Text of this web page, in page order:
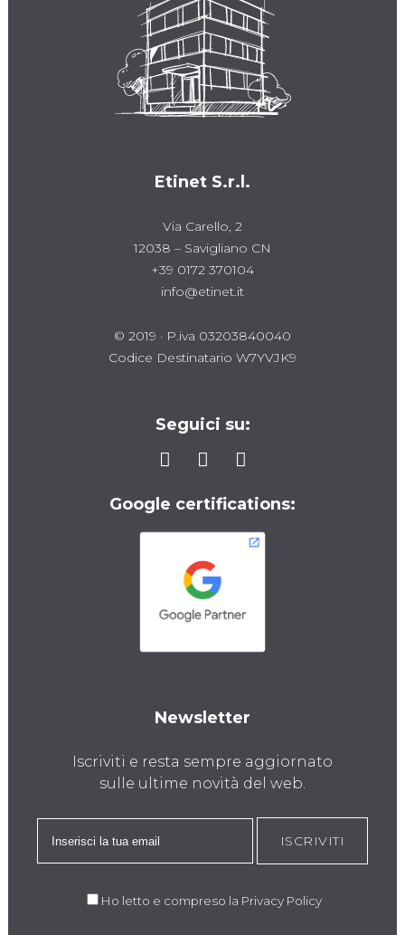
Etinet S.r.l.
Via Carello, 2
12038 – Savigliano CN
+39 0172 370104
info@etinet.it
© 2019 · P.iva 03203840040
Codice Destinatario W7YVJK9
Seguici su:
Google certifications:
Newsletter
Iscriviti e resta sempre aggiornato
sulle ultime novità del web.
ISCRIVITI
Ho letto e compreso la Privacy Policy